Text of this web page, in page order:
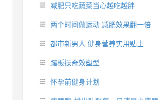
减肥只吃蔬菜当心越吃越胖
两个时间做运动 减肥效果翻一倍
都市新男人 健身营养实用贴士
踏板操奇效塑型
怀孕前健身计划
，让女性失去同等的机会
美容仪